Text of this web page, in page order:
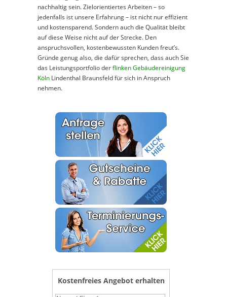
nachhaltig sein. Zielorientiertes Arbeiten – so
jedenfalls ist unsere Erfahrung – ist nicht nur effizient
und kostensparend. Sondern auch die Qualität bleibt
auf diese Weise nicht auf der Strecke. Den
anspruchsvollen, kostenbewussten Kunden freut’s.
Gründe genug also, die dafür sprechen, dass auch Sie
das Leistungsportfolio derflinken Gebäudereinigung
Köln Lindenthal Braunsfeld für sich in Anspruch
nehmen.
Kostenfreies Angebot erhalten